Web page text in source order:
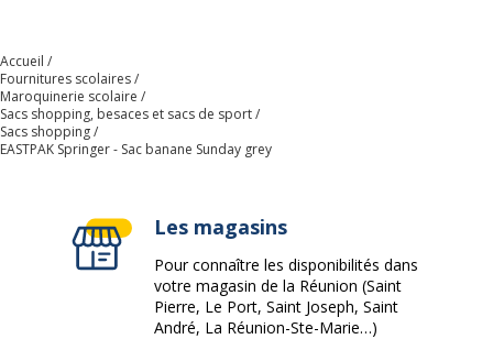
Largeur
Poids du produit 120 g
Accueil
Fournitures scolaires
Maroquinerie scolaire
Sacs shopping, besaces et sacs de sport
Sacs shopping
EASTPAK Springer - Sac banane Sunday grey
Les magasins
Pour connaître les disponibilités dans
votre magasin de la Réunion (Saint
Pierre, Le Port, Saint Joseph, Saint
André, La Réunion-Ste-Marie…)